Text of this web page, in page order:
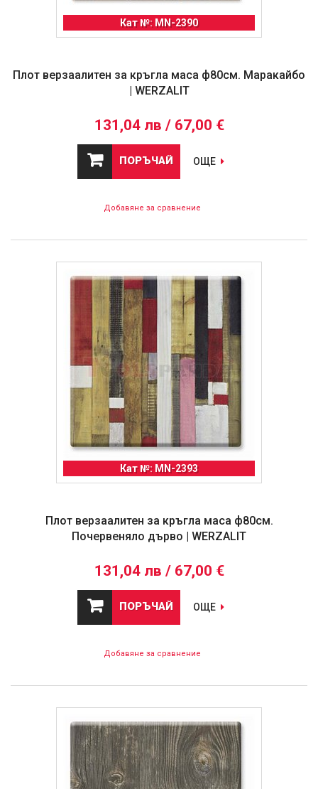
Кат №: MN-2390
Плот верзаалитен за кръгла маса ф80см. Маракайбо
| WERZALIT
131,04 лв / 67,00 €
ПОРЪЧАЙ ОЩЕ
Добавяне за сравнение
Кат №: MN-2393
Плот верзаалитен за кръгла маса ф80см.
Почервеняло дърво | WERZALIT
131,04 лв / 67,00 €
ПОРЪЧАЙ ОЩЕ
Добавяне за сравнение